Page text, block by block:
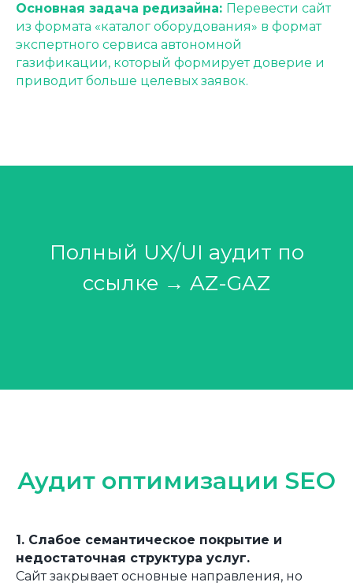
Основная задача редизайна: Перевести сайт
из формата «каталог оборудования» в формат
экспертного сервиса автономной
газификации, который формирует доверие и
приводит больше целевых заявок.
Полный UX/UI аудит по
ссылке → AZ-GAZ
Аудит оптимизации SEO
1. Слабое семантическое покрытие и
недостаточная структура услуг.
Сайт закрывает основные направления, но